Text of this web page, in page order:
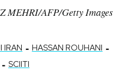
MEHRI/AFP/Getty Images
IRAN - HASSAN ROUHANI -
- SCIITI